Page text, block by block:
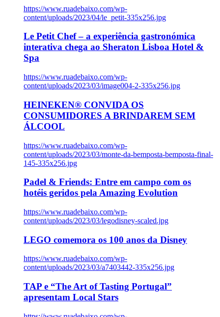
https://www.ruadebaixo.com/wp-
content/uploads/2023/04/le_petit-335x256.jpg
Le Petit Chef – a experiência gastronómica
interativa chega ao Sheraton Lisboa Hotel &
Spa
https://www.ruadebaixo.com/wp-
content/uploads/2023/03/image004-2-335x256.jpg
HEINEKEN® CONVIDA OS
CONSUMIDORES A BRINDAREM SEM
ÁLCOOL
https://www.ruadebaixo.com/wp-
content/uploads/2023/03/monte-da-bemposta-bemposta-final-
145-335x256.jpg
Padel & Friends: Entre em campo com os
hotéis geridos pela Amazing Evolution
https://www.ruadebaixo.com/wp-
content/uploads/2023/03/legodisney-scaled.jpg
LEGO comemora os 100 anos da Disney
https://www.ruadebaixo.com/wp-
content/uploads/2023/03/a7403442-335x256.jpg
TAP e “The Art of Tasting Portugal”
apresentam Local Stars